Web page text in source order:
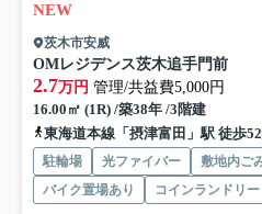
NEW
茨木市安威
OMレジデンス茨木追手門前
2.7万円 管理/共益費5,000円
16.00㎡ (1R) /築38年 /3階建
東海道本線「摂津富田」駅 徒歩
駐輪場 光ファイバー 敷地内ご
バイク置場あり
コインランドリー